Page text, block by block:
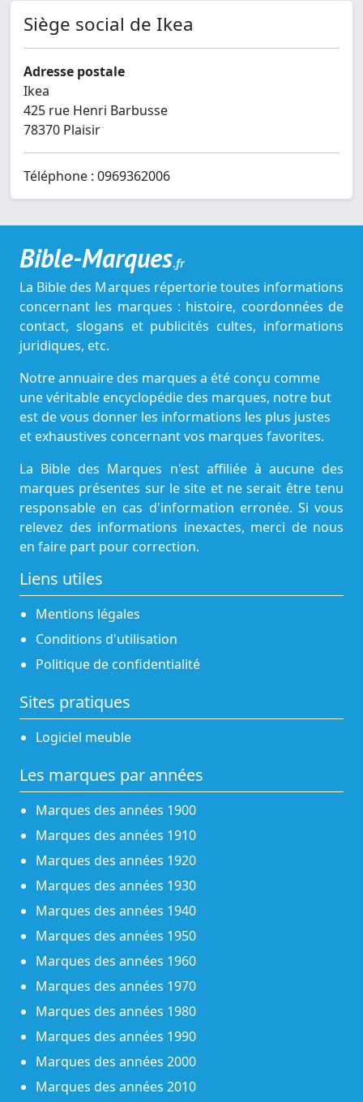
Siège social de Ikea
Adresse postale
Ikea
425 rue Henri Barbusse
78370 Plaisir
Téléphone : 0969362006
Bible-Marques.fr
La Bible des Marques répertorie toutes informations
concernant les marques : histoire, coordonnées de
contact, slogans et publicités cultes, informations
juridiques, etc.
Notre annuaire des marques a été conçu comme
une véritable encyclopédie des marques, notre but
est de vous donner les informations les plus justes
et exhaustives concernant vos marques favorites.
La Bible des Marques n'est affiliée à aucune des
marques présentes sur le site et ne serait être tenu
responsable en cas d'information erronée. Si vous
relevez des informations inexactes, merci de nous
en faire part pour correction.
Liens utiles
Mentions légales
Conditions d'utilisation
Politique de confidentialité
Sites pratiques
Logiciel meuble
Les marques par années
Marques des années 1900
Marques des années 1910
Marques des années 1920
Marques des années 1930
Marques des années 1940
Marques des années 1950
Marques des années 1960
Marques des années 1970
Marques des années 1980
Marques des années 1990
Marques des années 2000
Marques des années 2010